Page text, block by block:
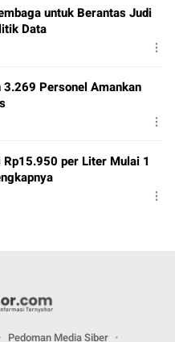
untuk Berantas Judi
Data
Personel Amankan
per Liter Mulai 1
Pedoman Media Siber